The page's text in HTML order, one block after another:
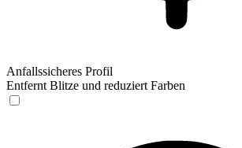
Anfallssicheres Profil
Entfernt Blitze und reduziert Farben